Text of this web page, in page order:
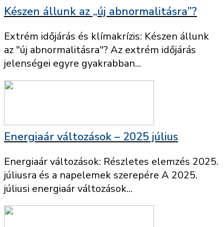
Készen állunk az „új abnormalitásra”?
Extrém időjárás és klímakrízis: Készen állunk
az "új abnormalitásra"? Az extrém időjárás
jelenségei egyre gyakrabban...
Energiaár változások – 2025 július
Energiaár változások: Részletes elemzés 2025.
júliusra és a napelemek szerepére A 2025.
júliusi energiaár változások...